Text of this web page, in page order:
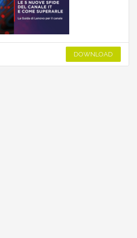
DOWNLOAD